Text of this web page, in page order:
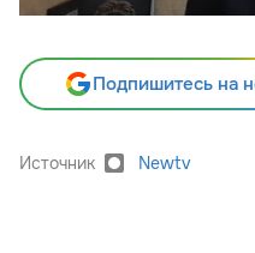
Подпишитесь на
Источник Newtv